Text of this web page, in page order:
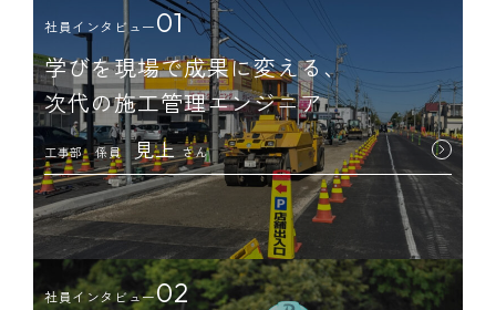
社員インタビュー01
学びを現場で成果に変える、
次代の施工管理エンジニア
工事部 係員 見上 さん
社員インタビュー02